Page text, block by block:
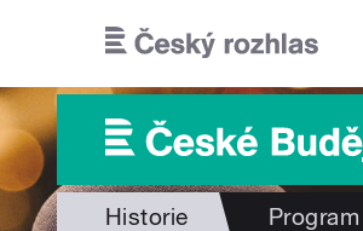
Historie Program